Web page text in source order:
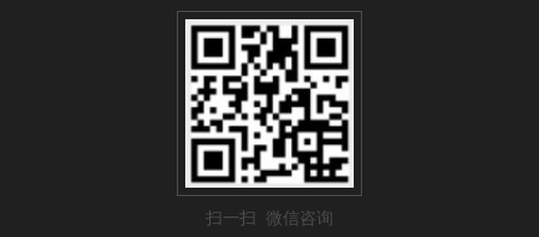
扫一扫 微信咨询